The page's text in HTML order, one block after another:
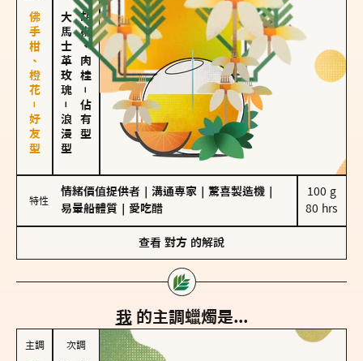
佛手柑、橙花－好友型 大馬士革玫瑰
－
浪漫型
胡椒、肉桂
－
佔有型
特性
情緒價值提供者 溝通專家 驚喜製造機
易暈船體質
愛吃醋
100 g
80 hrs
查看 對方 的解說
我 的主調蠟燭是...
主調 次調